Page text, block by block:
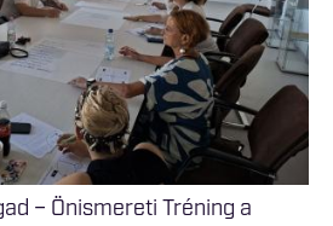
– Önismereti Tréning a